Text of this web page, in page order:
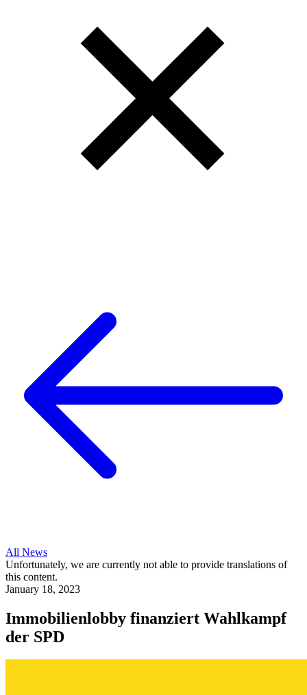
All News
Unfortunately, we are currently not able to provide translations of
this content.
January 18, 2023
Immobilienlobby finanziert Wahlkampf
der SPD